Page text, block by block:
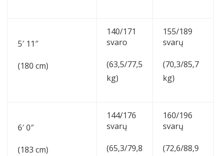
5′ 11″
(180 cm)
140/171
svaro
(63,5/77,5
kg)
155/189
svarų
(70,3/85,7
kg)
6′ 0″
(183 cm)
144/176
svarų
(65,3/79,8
160/196
svarų
(72,6/88,9